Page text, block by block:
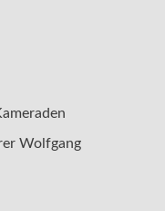
Wolfgang